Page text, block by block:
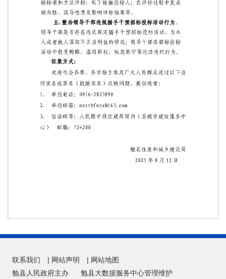
联系我们 | 网站声明 | 网站地图
勉县人民政府主办
勉县大数据服务中心管理维护